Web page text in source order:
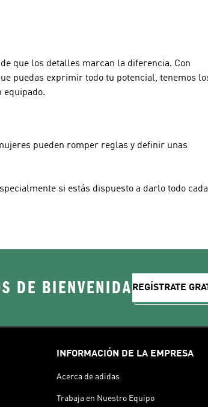
que los detalles marcan la diferencia. Con
puedas exprimir todo tu potencial, tenemos
equipado.
pueden romper reglas y definir unas
si estás dispuesto a darlo todo cada
DE BIENVENIDA REGÍSTRATE
INFORMACIÓN DE LA EMPRESA
Acerca de adidas
Trabaja en Nuestro Equipo